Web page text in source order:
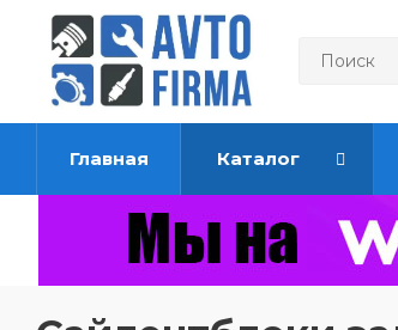
Главная Каталог